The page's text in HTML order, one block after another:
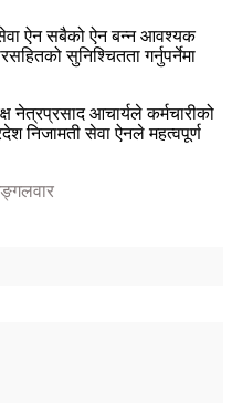
सेवा ऐन सबैको ऐन बन्न आवश्यक
सुनिश्चितता गर्नुपर्नेमा
नेत्रप्रसाद आचार्यले कर्मचारीको
निजामती सेवा ऐनले महत्वपूर्ण